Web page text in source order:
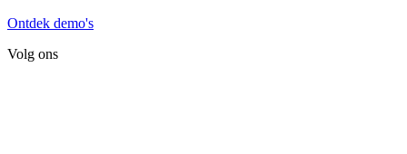
Ontdek demo's
Volg ons